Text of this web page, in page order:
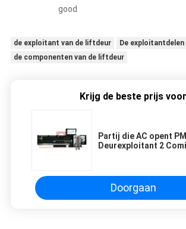
good
de exploitant van de liftdeur
De
de componenten van de liftdeur
Krijg de beste prijs voor
Partij die AC opent
Deurexploitant 2
Doorgaan